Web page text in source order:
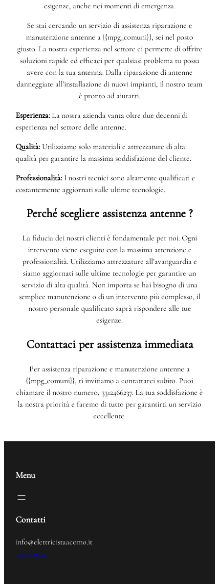
esigenze, anche nei momenti di emergenza.
Se stai cercando un servizio di assistenza riparazione e
manutenzione antenne a {{mpg_comuni}}, sei nel posto
giusto. La nostra esperienza nel settore ci permette di offrire
soluzioni rapide ed efficaci per qualsiasi problema tu possa
avere con la tua antenna. Dalla riparazione di antenne
danneggiate all’installazione di nuovi impianti, il nostro team
è pronto ad aiutarti.
Esperienza: La nostra azienda vanta oltre due decenni di
esperienza nel settore delle antenne.
Qualità: Utilizziamo solo materiali e attrezzature di alta
qualità per garantire la massima soddisfazione del cliente.
Professionalità: I nostri tecnici sono altamente qualificati e
costantemente aggiornati sulle ultime tecnologie.
Perché scegliere assistenza antenne ?
La fiducia dei nostri clienti è fondamentale per noi. Ogni
intervento viene eseguito con la massima attenzione e
professionalità. Utilizziamo attrezzature all’avanguardia e
siamo aggiornati sulle ultime tecnologie per garantire un
servizio di alta qualità. Non importa se hai bisogno di una
semplice manutenzione o di un intervento più complesso, il
nostro personale qualificato saprà rispondere alle tue
esigenze.
Contattaci per assistenza immediata
Per assistenza riparazione e manutenzione antenne a
{{mpg_comuni}}, ti invitiamo a contattarci subito. Puoi
chiamare il nostro numero, 3312466237. La tua soddisfazione è
la nostra priorità e faremo di tutto per garantirti un servizio
eccellente.
Menu
Contatti
info@elettricistaacomo.it
3312466237